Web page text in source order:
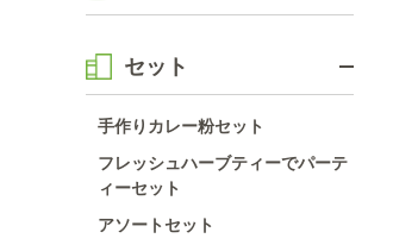
セット
手作りカレー粉セット
フレッシュハーブティーでパーテ
ィーセット
アソートセット